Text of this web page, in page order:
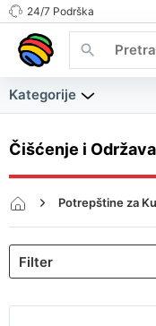
24/7 Podrška
Kategorije
Čišćenje i
Potrepštine za
Čišćenje i Održavanje